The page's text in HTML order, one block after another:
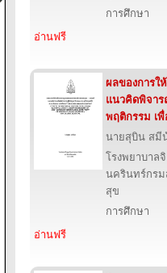
การศึกษา
อ่านฟรี
ผลของการใ
แนวคิดพิจา
พฤติกรรม เ
นายสุบิน สมี
โรงพยาบาล
นครินทร์กรม
สุข
การศึกษา
อ่านฟรี